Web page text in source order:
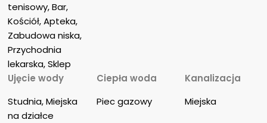
tenisowy, Bar,
Kościół, Apteka,
Zabudowa niska,
Przychodnia
lekarska, Sklep
Ujęcie wody
Studnia, Miejska
na działce
Ciepła woda
Piec gazowy
Kanalizacja
Miejska